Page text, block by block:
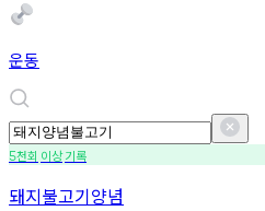
운동
5천회 이상기록
돼지불고기양념